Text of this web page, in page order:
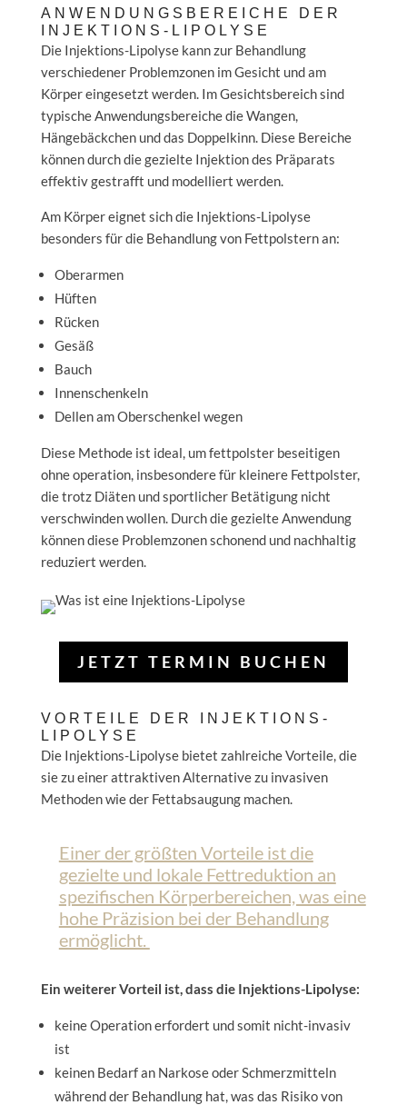
ANWENDUNGSBEREICHE DER
INJEKTIONS-LIPOLYSE
Die Injektions-Lipolyse kann zur Behandlung
verschiedener Problemzonen im Gesicht und am
Körper eingesetzt werden. Im Gesichtsbereich sind
typische Anwendungsbereiche die Wangen,
Hängebäckchen und das Doppelkinn. Diese Bereiche
können durch die gezielte Injektion des Präparats
effektiv gestrafft und modelliert werden.
Am Körper eignet sich die Injektions-Lipolyse
besonders für die Behandlung von Fettpolstern an:
Oberarmen
Hüften
Rücken
Gesäß
Bauch
Innenschenkeln
Dellen am Oberschenkel wegen
Diese Methode ist ideal, um fettpolster beseitigen
ohne operation, insbesondere für kleinere Fettpolster,
die trotz Diäten und sportlicher Betätigung nicht
verschwinden wollen. Durch die gezielte Anwendung
können diese Problemzonen schonend und nachhaltig
reduziert werden.
JETZT TERMIN BUCHEN
VORTEILE DER INJEKTIONS-
LIPOLYSE
Die Injektions-Lipolyse bietet zahlreiche Vorteile, die
sie zu einer attraktiven Alternative zu invasiven
Methoden wie der Fettabsaugung machen.
Einer der größten Vorteile ist die
gezielte und lokale Fettreduktion an
spezifischen Körperbereichen, was eine
hohe Präzision bei der Behandlung
ermöglicht.
Ein weiterer Vorteil ist, dass die Injektions-Lipolyse:
keine Operation erfordert und somit nicht-invasiv
ist
keinen Bedarf an Narkose oder Schmerzmitteln
während der Behandlung hat, was das Risiko von